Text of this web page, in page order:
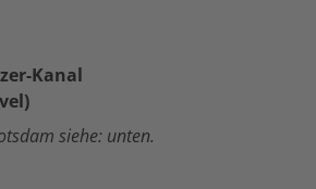
Kanal
siehe: unten.